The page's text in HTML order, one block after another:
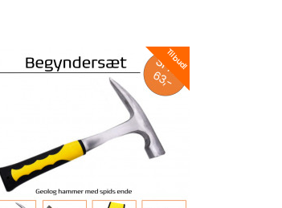
Tilbud!